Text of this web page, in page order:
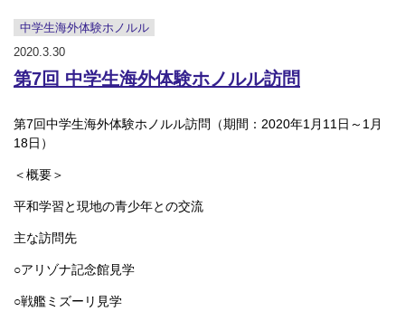
中学生海外体験ホノルル
2020.3.30
第7回 中学生海外体験ホノルル訪問
第7回中学生海外体験ホノルル訪問（期間：2020年1月11日～1月
18日）
＜概要＞
平和学習と現地の青少年との交流
主な訪問先
○アリゾナ記念館見学
○戦艦ミズーリ見学